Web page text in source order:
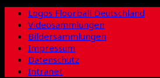
Logos Floorball Deutschland
Videosammlungen
Bildersammlungen
Impressum
Datenschutz
Intranet